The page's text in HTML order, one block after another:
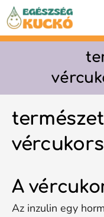
Kilépés
tartalomba
A
Az inzulin egy